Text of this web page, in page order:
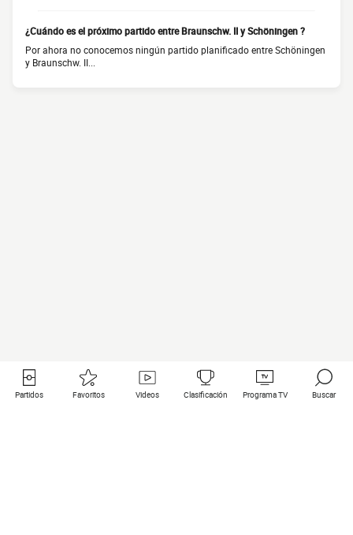
¿Cuándo es el próximo partido entre Braunschw. II y Schöningen ?
Por ahora no conocemos ningún partido planificado entre Schöningen
y Braunschw. II...
Partidos Favoritos Videos Clasificación Programa TV Buscar